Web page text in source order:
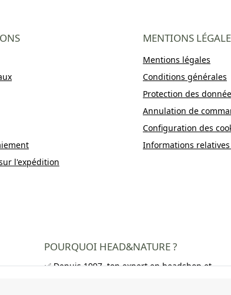
l'expédition
MENTIONS
Mentions légales
Conditions générales
Protection des
Annulation de
Configuration des
Informations
POURQUOI HEAD&NATURE ?
✅ Depuis 1997, ton expert en headshop et